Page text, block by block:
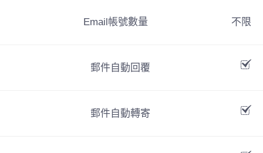
Email帳號數量 不限
郵件自動回覆
郵件自動轉寄